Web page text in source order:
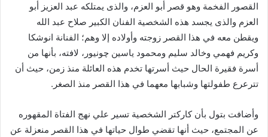
القصور الفخمة وهو قصر أبو العزم، والذى يمتلكه عبد العزيز أبو
العزم والذى يجسد هذه الشخصية الفنان الكبير صلاح عبد الله
ويقطن معه في هذا القصر زوجته وأولاده إلا وهم؛ الفنانة انوشكا
وكريم فهمي وخالد سليم ومحمود ياسين چونيور، لافته، بأنها من
أسرة فقيرة الحال حيث أسرتها تخدم هذه العائلة منذ زمن، حيث أن
تترعرع طفولتها وشبابها معهما في هذا القصر منذ الصغر.
وأضافت بتول بأن كاركتر الشخصية تسير علي نهج الفتاة المقهوره
عن المجتمع، حيث أنها تقضي طوال حياتها في هذا القصر منعزلة عن